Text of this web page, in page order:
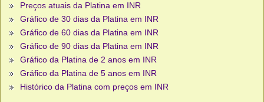
Preços atuais da Platina em INR
Gráfico de 30 dias da Platina em INR
Gráfico de 60 dias da Platina em INR
Gráfico de 90 dias da Platina em INR
Gráfico da Platina de 2 anos em INR
Gráfico da Platina de 5 anos em INR
Histórico da Platina com preços em INR